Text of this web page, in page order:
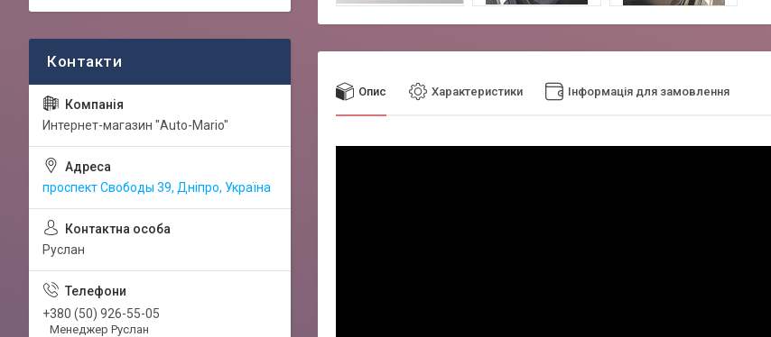
Опис Характеристики Інформація для замовлення
Интернет-магазин "Auto-Mario"
проспект Свободы 39, Дніпро, Україна
Руслан
+380 (50) 926-55-05
Менеджер Руслан